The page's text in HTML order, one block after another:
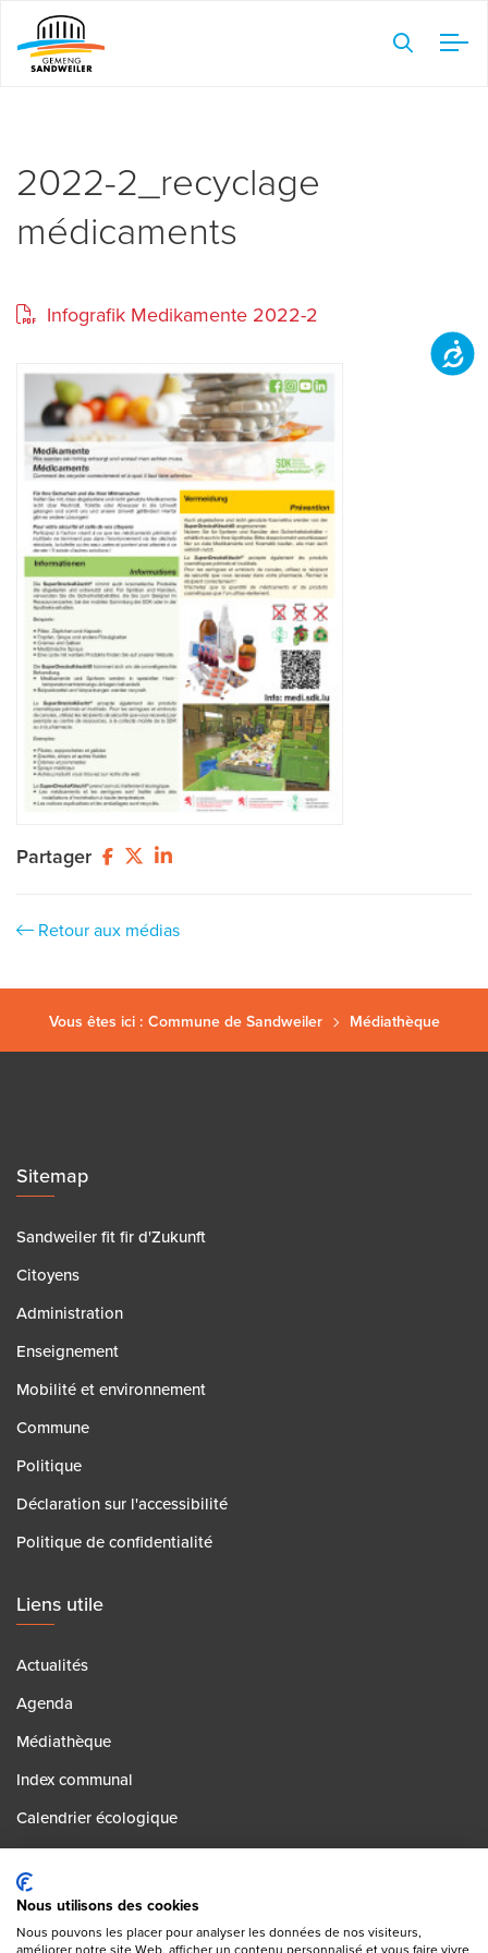
Veuillez
noter
Web
comprend
un
2022-2_recyclage
médicaments
Infografik Medikamente 2022-2
Partager
Retour aux médias
Vous êtes ici : Commune de Sandweiler Médiathèque
Sitemap
Sandweiler fit fir d'Zukunft
Citoyens
Administration
Enseignement
Mobilité et environnement
Commune
Politique
Déclaration sur l'accessibilité
Politique de confidentialité
Liens utile
Actualités
Agenda
Médiathèque
Index communal
Calendrier écologique
Contact
Postes vacants
Nous utilisons des cookies
Nous pouvons les placer pour analyser les données de nos visiteurs,